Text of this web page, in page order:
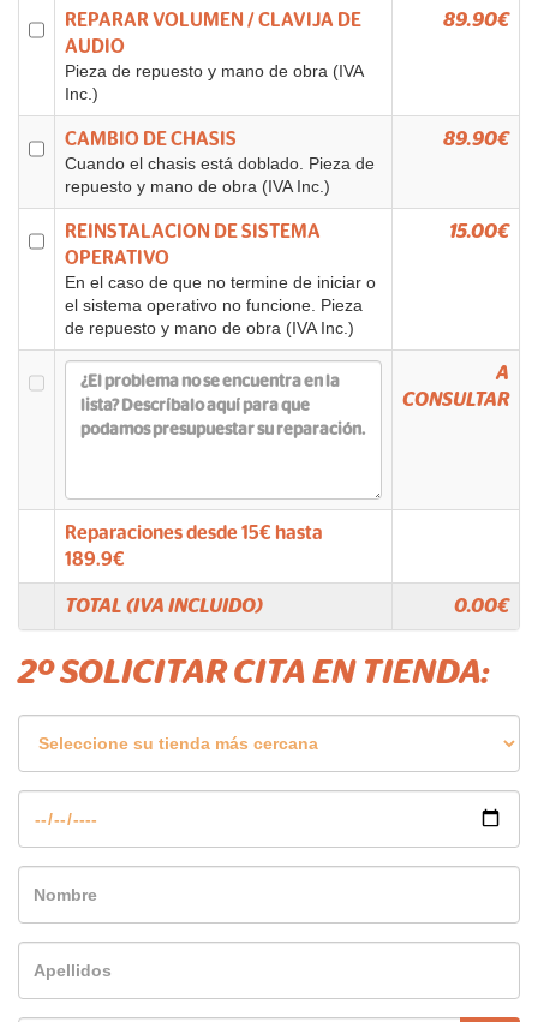
REPARAR VOLUMEN / CLAVIJA DE
AUDIO
Pieza de repuesto y mano de obra (IVA
Inc.)
89.90€
CAMBIO DE CHASIS
Cuando el chasis está doblado. Pieza de
repuesto y mano de obra (IVA Inc.)
89.90€
REINSTALACION DE SISTEMA
OPERATIVO
En el caso de que no termine de iniciar o
el sistema operativo no funcione. Pieza
de repuesto y mano de obra (IVA Inc.)
15.00€
A
CONSULTAR
Reparaciones desde15€ hasta
189.9€
TOTAL (IVA INCLUIDO) 0.00€
2º SOLICITAR CITA EN TIENDA: